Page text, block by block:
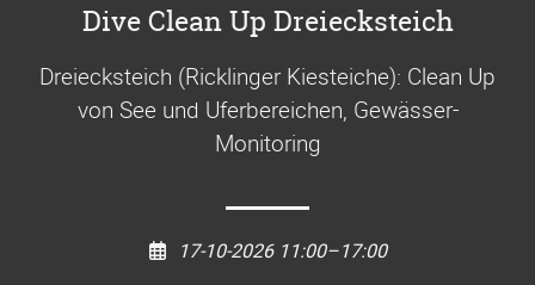
Dive Clean Up Dreiecksteich
Dreiecksteich (Ricklinger Kiesteiche): Clean Up
von See und Uferbereichen, Gewässer-
Monitoring
17-10-2026 11:00–17:00